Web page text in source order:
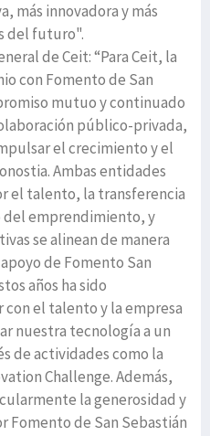
más innovadora y más
del futuro".
de Ceit: “Para Ceit, la
con Fomento de San
mutuo y continuado
público-privada,
el crecimiento y el
Ambas entidades
el talento, la transferencia
emprendimiento, y
se alinean de manera
de Fomento San
años ha sido
el talento y la empresa
nuestra tecnología a un
de actividades como la
Challenge. Además,
la generosidad y
de San Sebastián